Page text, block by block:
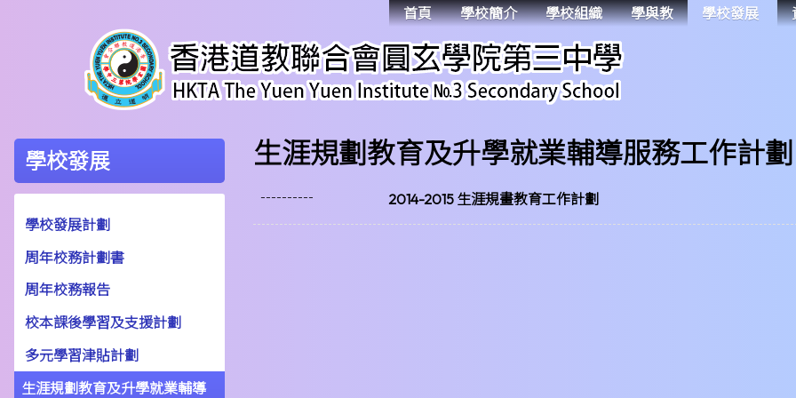
首頁 學校簡介 學校組織 學與教 學校發展
學校發展
學校發展計劃
周年校務計劃書
周年校務報告
校本課後學習及支援計劃
多元學習津貼計劃
生涯規劃教育及升學就業輔導
生涯規劃教育及升學就業輔導服務工作計劃
---------- 2014-2015 生涯規畫教育工作計劃